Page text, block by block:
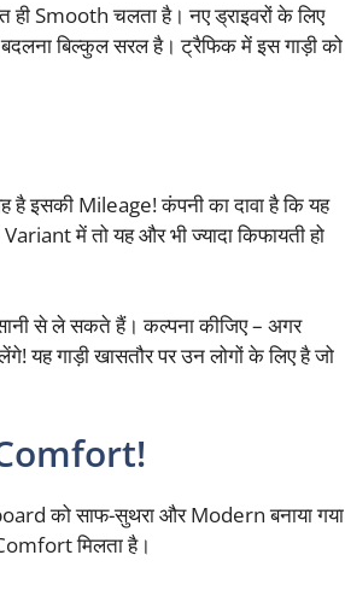
Smooth चलता है। नए ड्राइवरों के लिए
बिल्कुल सरल है। ट्रैफिक में इस गाड़ी को
इसकी Mileage! कंपनी का दावा है कि यह
में तो यह और भी ज्यादा किफायती हो
से ले सकते हैं। कल्पना कीजिए – अगर
यह गाड़ी खासतौर पर उन लोगों के लिए है जो
को साफ-सुथरा और Modern बनाया गया
मिलता है।